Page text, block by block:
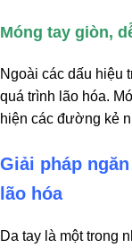
Móng tay giòn,
Ngoài các dấu hiệu
quá trình lão hóa.
hiện các đường kẻ
Giải pháp
lão hóa
Da tay là một trong